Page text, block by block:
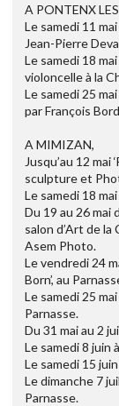
A PONTENX
Le samedi 11
Jean-Pierre
Le samedi 18
violoncelle à la
Le samedi 25
par François
A MIMIZAN,
Jusqu’au 12 mai
sculpture et
Le samedi 18
Du 19 au 26 mai
salon d’Art de la
Asem Photo.
Le vendredi 24
Born’, au
Le samedi 25
Parnasse.
Du 31 mai au 2
Le samedi 8 juin
Le samedi 15
Le dimanche 7
Parnasse.